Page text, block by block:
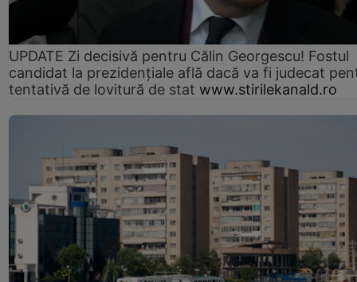
UPDATE Zi decisivă pentru Călin Georgescu! Fostul
candidat la prezidențiale află dacă va fi judecat
tentativă de lovitură de stat www.stirilekanald.ro